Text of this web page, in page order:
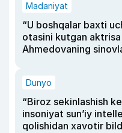
Madaniyat
“U boshqalar baxti
otasini kutgan
Ahmedovaning
Dunyo
“Biroz sekinlashish
insoniyat sun’iy
qolishidan xavotir